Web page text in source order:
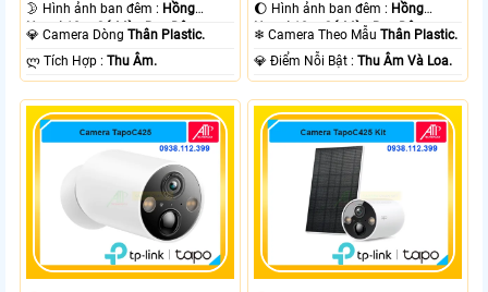
🌛 Hình ảnh ban đêm : Hồng
Ngoại 10m Có Màu Ban Ðêm.
💎 Camera DòngThân Plastic.
️ლ Tích Hợp :Thu Âm.
🌔 Hình ảnh ban đêm : Hồng
Ngoại 10m Có Màu Ban Ðêm.
❄ Camera Theo MẫuThân Plastic.
️💎 Điểm Nỗi Bật :Thu Âm Và Loa.